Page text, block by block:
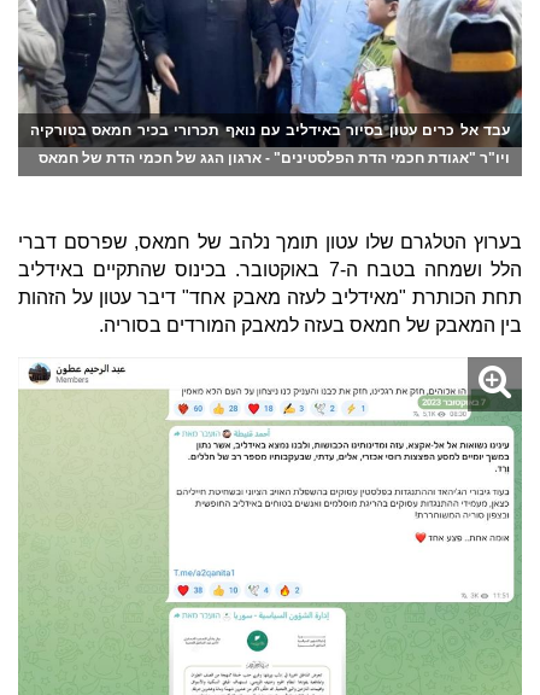
עבד אל כרים עטון בסיור באידליב עם נואף תכרורי בכיר חמאס בטורקיה
ויו"ר "אגודת חכמי הדת הפלסטינים" - ארגון הגג של חכמי הדת של חמאס
בערוץ הטלגרם שלו עטון תומך נלהב של חמאס, שפרסם דברי
הלל ושמחה בטבח ה-7 באוקטובר. בכינוס שהתקיים באידליב
תחת הכותרת "מאידליב לעזה מאבק אחד" דיבר עטון על הזהות
בין המאבק של חמאס בעזה למאבק המורדים בסוריה.